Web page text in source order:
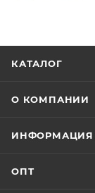
КАТАЛОГ
О КОМПАНИИ
ИНФОРМАЦИЯ
ОПТ